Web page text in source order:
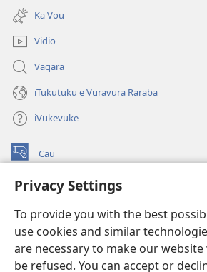
Privacy Settings
To provide you with the best
use cookies and similar
are necessary to make our
be refused. You can accept or
new
window)
Ka Vou
Vidio
Vaqara
iTukutuku e Vuravura Raraba
iVukevuke
Cau
(opens
window)Watchtower LAIBRI ENA INTERNET™
new
window)JW Hub ®
(opens
new
window)
®